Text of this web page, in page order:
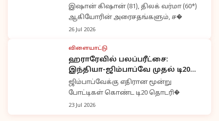
இஷான் கிஷான், திலக் வர்மா
அபார அரைசதம்
இஷான் கிஷான் (81), திலக் வர்மா (60*)
ஆகியோரின் அரைசதங்களும், ச�
26 Jul 2026
விளையாட்டு
ஹராரேவில் பலப்பரீட்சை:
இந்தியா-ஜிம்பாப்வே முதல் டி20
போட்டி இன்று
ஜிம்பாப்வேக்கு எதிரான மூன்று
போட்டிகள் கொண்ட டி20 தொடரி�
23 Jul 2026